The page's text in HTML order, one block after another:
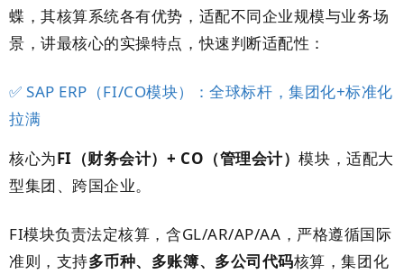
蝶，其核算系统各有优势，适配不同企业规模与业务场
景，讲最核心的实操特点，快速判断适配性：
✅ SAP ERP（FI/CO模块）：全球标杆，集团化+标准化
拉满
核心为FI（财务会计）+ CO（管理会计）模块，适配大
型集团、跨国企业。
FI模块负责法定核算，含GL/AR/AP/AA，严格遵循国际
准则，支持多币种、多账簿、多公司代码核算，集团化